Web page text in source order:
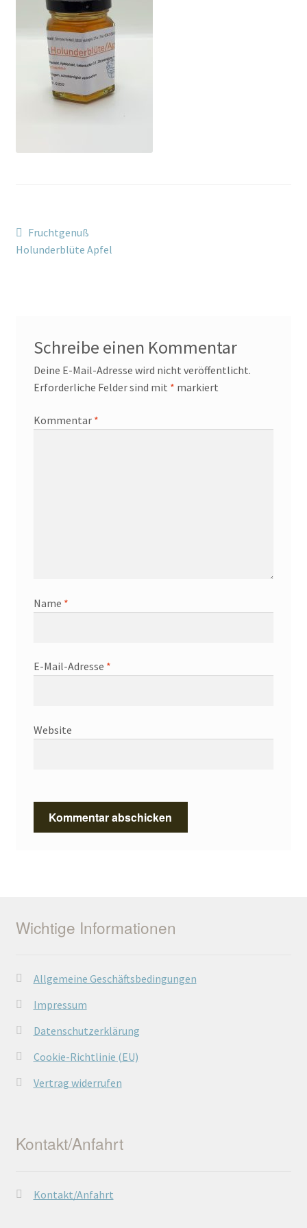
Beitragsnavigation
Vorheriger
Beitrag:
Fruchtgenuß
Holunderblüte Apfel
Schreibe einen Kommentar
Deine E-Mail-Adresse wird nicht veröffentlicht.
Erforderliche Felder sind mit * markiert
Kommentar *
Name *
E-Mail-Adresse *
Website
Wichtige Informationen
Allgemeine Geschäftsbedingungen
Impressum
Datenschutzerklärung
Cookie-Richtlinie (EU)
Vertrag widerrufen
Kontakt/Anfahrt
Kontakt/Anfahrt